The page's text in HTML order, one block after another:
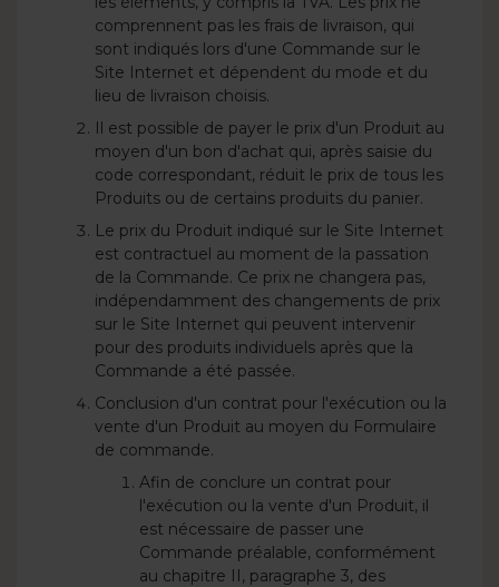
comprennent pas les frais de livraison, qui
sont indiqués lors d'une Commande sur le
Site Internet et dépendent du mode et du
lieu de livraison choisis.
Il est possible de payer le prix d'un Produit au
moyen d'un bon d'achat qui, après saisie du
code correspondant, réduit le prix de tous les
Produits ou de certains produits du panier.
Le prix du Produit indiqué sur le Site Internet
est contractuel au moment de la passation
de la Commande. Ce prix ne changera pas,
indépendamment des changements de prix
sur le Site Internet qui peuvent intervenir
pour des produits individuels après que la
Commande a été passée.
Conclusion d'un contrat pour l'exécution ou la
vente d'un Produit au moyen du Formulaire
de commande.
Afin de conclure un contrat pour
l'exécution ou la vente d'un Produit, il
est nécessaire de passer une
Commande préalable, conformément
au chapitre II, paragraphe 3, des